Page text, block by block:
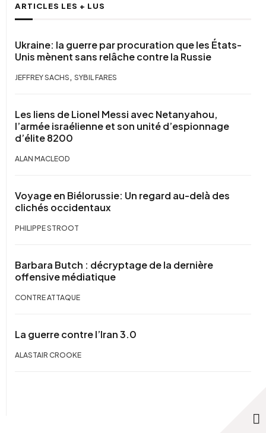
ARTICLES LES + LUS
Ukraine: la guerre par procuration que les États-
Unis mènent sans relâche contre la Russie
JEFFREY SACHS , SYBIL FARES
Les liens de Lionel Messi avec Netanyahou,
l’armée israélienne et son unité d’espionnage
d’élite 8200
ALAN MACLEOD
Voyage en Biélorussie: Un regard au-delà des
clichés occidentaux
PHILIPPE STROOT
Barbara Butch : décryptage de la dernière
offensive médiatique
CONTRE ATTAQUE
La guerre contre l’Iran 3.0
ALASTAIR CROOKE